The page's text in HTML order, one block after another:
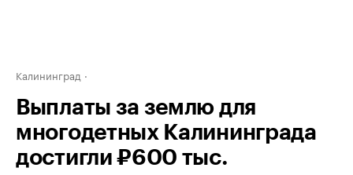
Калининград
Выплаты за землю для
многодетных Калининграда
достигли ₽600 тыс.